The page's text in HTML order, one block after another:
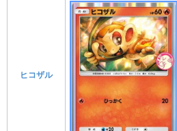
ヒコザル